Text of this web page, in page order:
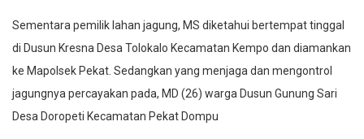
Sementara pemilik lahan jagung, MS diketahui bertempat tinggal
di Dusun Kresna Desa Tolokalo Kecamatan Kempo dan diamankan
ke Mapolsek Pekat. Sedangkan yang menjaga dan mengontrol
jagungnya percayakan pada, MD (26) warga Dusun Gunung Sari
Desa Doropeti Kecamatan Pekat Dompu